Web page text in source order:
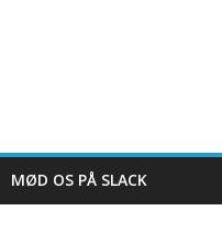
MØD OS PÅ SLACK